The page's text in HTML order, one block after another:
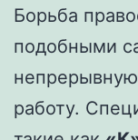
Борьба
подобными
работу.